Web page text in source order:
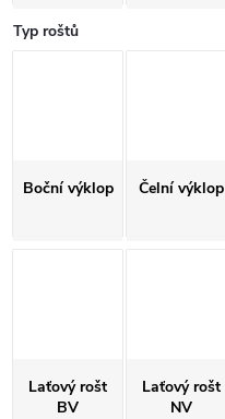
Typ roštů
Boční výklop Čelní výklop
Laťový rošt
BV
Laťový rošt
NV